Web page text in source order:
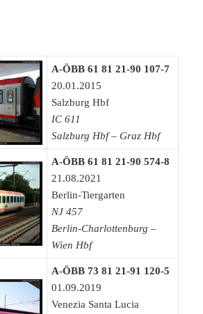
A-ÖBB 61 81 21-90 107-7
20.01.2015
Salzburg Hbf
IC 611
Salzburg Hbf – Graz Hbf
A-ÖBB 61 81 21-90 574-8
21.08.2021
Berlin-Tiergarten
NJ 457
Berlin-Charlottenburg –
Wien Hbf
A-ÖBB 73 81 21-91 120-5
01.09.2019
Venezia Santa Lucia